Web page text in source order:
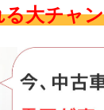
る大チャ